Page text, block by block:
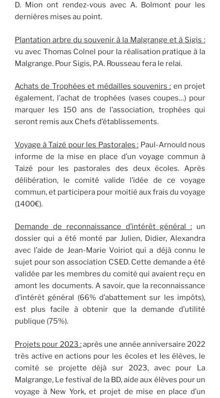
D. Mion ont rendez-vous avec A. Bolmont pour les
dernières mises au point.
Plantation arbre du souvenir à la Malgrange et à Sigis :
vu avec Thomas Colnel pour la réalisation pratique à la
Malgrange. Pour Sigis, P.A. Rousseau fera le relai.
Achats de Trophées et médailles souvenirs : en projet
également, l’achat de trophées (vases coupes…) pour
marquer les 150 ans de l’association, trophées qui
seront remis aux Chefs d’établissements.
Voyage à Taizé pour les Pastorales : Paul-Arnould nous
informe de la mise en place d’un voyage commun à
Taizé pour les pastorales des deux écoles. Après
délibération, le comité valide l’idée de ce voyage
commun, et participera pour moitié aux frais du voyage
(1400€).
Demande de reconnaissance d’intérêt général : un
dossier qui a été monté par Julien, Didier, Alexandra
avec l’aide de Jean-Marie Voiriot qui a déjà connu le
sujet pour son association CSED. Cette demande a été
validée par les membres du comité qui avaient reçu en
amont les documents. A savoir, que la reconnaissance
d’intérêt général (66% d’abattement sur les impôts),
est plus facile à obtenir que la demande d’utilité
publique (75%).
Projets pour 2023 :après une année anniversaire 2022
très active en actions pour les écoles et les élèves, le
comité se projette déjà sur 2023, avec pour La
Malgrange, Le festival de la BD, aide aux élèves pour un
voyage à New York, et projet de mise en place d’un